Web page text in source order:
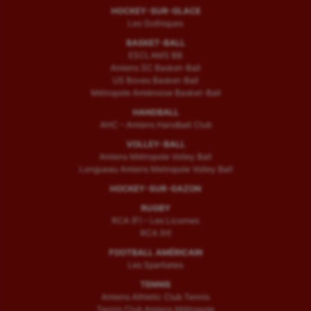
HOCKEY-SUR-GLACE
Les Gothiques
BASKET-BALL
ESCLAMS BB
Amiens SC Basket-Ball
US Boves Basket-Ball
Métropole Amiénoise Basket-Ball
HANDBALL
AHC – Amiens Handball Club
VOLLEY-BALL
Amiens Métropole Volley Ball
Longueau Amiens Metropole Volley Ball
HOCKEY-SUR-GAZON
RUGBY
RCA (F) – Les Licornes
RCA (H)
FOOTBALL AMÉRICAIN
Les Spartiates
TENNIS
Amiens Athletic Club Tennis